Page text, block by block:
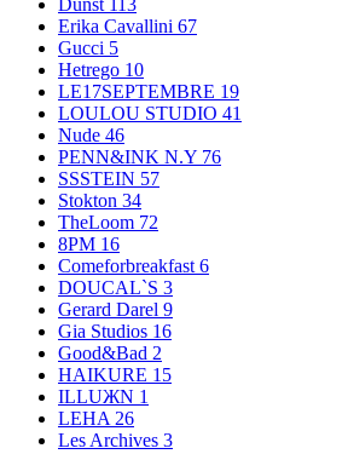
Dunst 113
Erika Cavallini 67
Gucci 5
Hetrego 10
LE17SEPTEMBRE 19
LOULOU STUDIO 41
Nude 46
PENN&INK N.Y 76
SSSTEIN 57
Stokton 34
TheLoom 72
8PM 16
Comeforbreakfast 6
DOUCAL`S 3
Gerard Darel 9
Gia Studios 16
Good&Bad 2
HAIKURE 15
ILLUЖN 1
LEHA 26
Les Archives 3